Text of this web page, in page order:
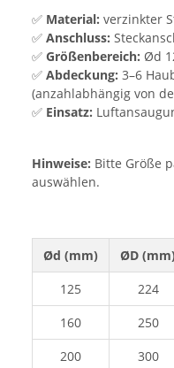
✅ Material: verzinkter
✅ Anschluss:
✅ Größenbereich: Ød
✅ Abdeckung: 3–6
(anzahlabhängig von
✅ Einsatz:
Hinweise: Bitte Größe
auswählen.
Ød (mm) ØD
125
224
160
250
200
300